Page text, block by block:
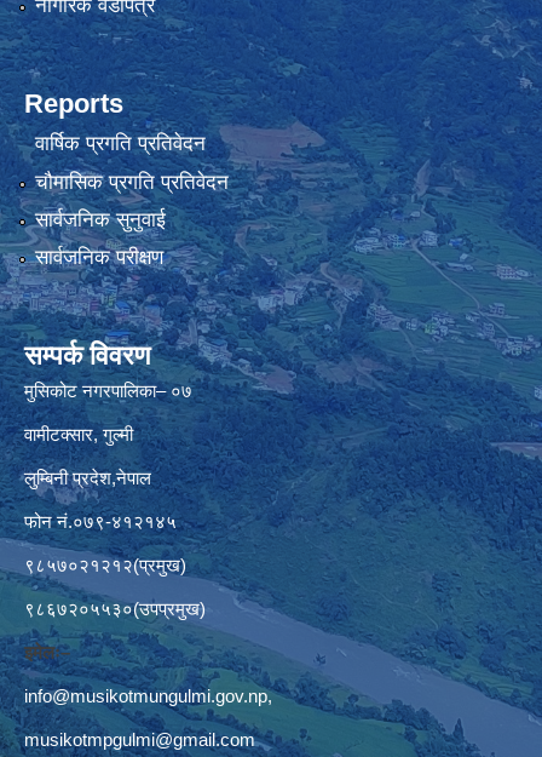
नागरिक वडापत्र
Reports
वार्षिक प्रगति प्रतिवेदन
चौमासिक प्रगति प्रतिवेदन
सार्वजनिक सुनुवाई
सार्वजनिक परीक्षण
सम्पर्क विवरण
मुसिकोट नगरपालिका– ०७
वामीटक्सार, गुल्मी
लुम्बिनी प्रदेश,नेपाल
फोन नं.०७९-४१२१४५
९८५७०२१२१२(प्रमुख)
९८६७२०५५३०(उपप्रमुख)
इमेलः–
info@musikotmungulmi.gov.np,
musikotmpgulmi@gmail.com